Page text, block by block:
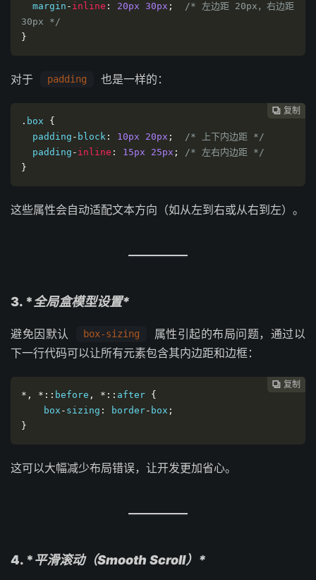
  margin
- inline : 20px 30px ;
/* 左边距 20px，右边距
30px */
}
对于 padding 也是一样的：
 复制
 复制
 复制
 复制
 复制
 复制
 复制
 复制
 复制
 复制
 复制
. box {
  padding
- block : 10px 20px ;
/* 上下内边距 */
  padding
- inline : 15px 25px ;
/* 左右内边距 */
}
这些属性会自动适配文本方向（如从左到右或从右到左）。
3. *全局盒模型设置*
避免因默认 box-sizing
属性引起的布局问题，通过以
下一行代码可以让所有元素包含其内边距和边框：
 复制
 复制
 复制
 复制
 复制
 复制
 复制
 复制
 复制
 复制
*,
*:: before , *:: after {
box - sizing : border- box ;
}
这可以大幅减少布局错误，让开发更加省心。
4. *平滑滚动（Smooth Scroll）*